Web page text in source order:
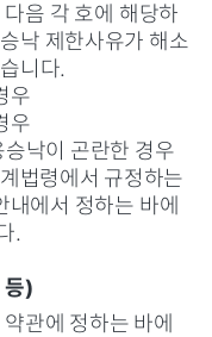
음 각 호에 해당하
낙 제한사유가 해소
니다.
우
우
낙이 곤란한 경우
법령에서 규정하는
에서 정하는 바에
.
등)
관에 정하는 바에